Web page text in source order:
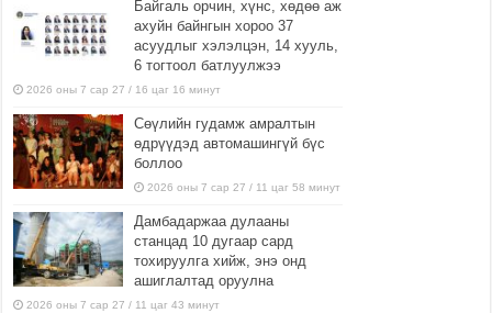
Байгаль орчин, хүнс, хөдөө аж
ахуйн байнгын хороо 37
асуудлыг хэлэлцэн, 14 хууль,
6 тогтоол батлуулжээ
2026 оны 7 сар 27 / 16 цаг 16 минут
Сөүлийн гудамж амралтын
өдрүүдэд автомашингүй бүс
боллоо
2026 оны 7 сар 27 / 11 цаг 58 минут
Дамбадаржаа дулааны
станцад 10 дугаар сард
тохируулга хийж, энэ онд
ашиглалтад оруулна
2026 оны 7 сар 27 / 11 цаг 43 минут